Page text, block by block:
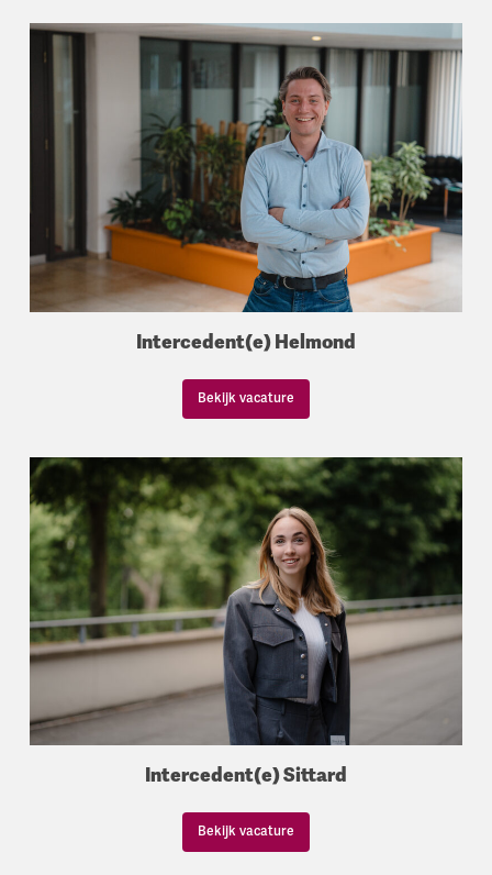
Intercedent(e) Helmond
Bekijk vacature
Intercedent(e) Sittard
Bekijk vacature